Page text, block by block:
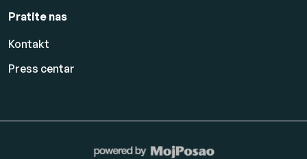
Pratite nas
Kontakt
Press centar